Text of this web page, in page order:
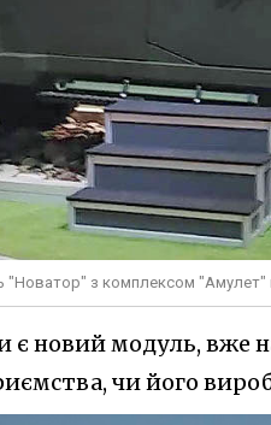
"Новатор" з комплексом "Амулет"
є новий модуль, вже
чи його